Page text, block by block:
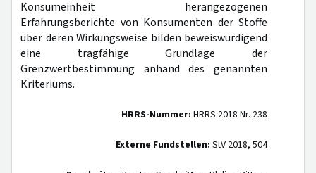
Konsumeinheit herangezogenen
Erfahrungsberichte von Konsumenten der Stoffe
über deren Wirkungsweise bilden beweiswürdigend
eine tragfähige Grundlage der
Grenzwertbestimmung anhand des genannten
Kriteriums.
HRRS-Nummer: HRRS 2018 Nr. 238
Externe Fundstellen: StV 2018, 504